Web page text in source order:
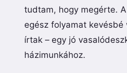
tudtam, hogy megérte.
egész folyamat
írtak – egy jó
házimunkához.